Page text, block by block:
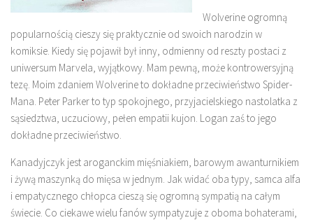
Wolverine ogromną
popularnością cieszy się praktycznie od swoich narodzin w
komiksie. Kiedy się pojawił był inny, odmienny od reszty postaci z
uniwersum Marvela, wyjątkowy. Mam pewną, może kontrowersyjną
tezę. Moim zdaniem Wolverine to dokładne przeciwieństwo Spider-
Mana. Peter Parker to typ spokojnego, przyjacielskiego nastolatka z
sąsiedztwa, uczuciowy, pełen empatii kujon. Logan zaś to jego
dokładne przeciwieństwo.
Kanadyjczyk jest aroganckim mięśniakiem, barowym awanturnikiem
i żywą maszynką do mięsa w jednym. Jak widać oba typy, samca alfa
i empatycznego chłopca cieszą się ogromną sympatią na całym
świecie. Co ciekawe wielu fanów sympatyzuje z oboma bohaterami,